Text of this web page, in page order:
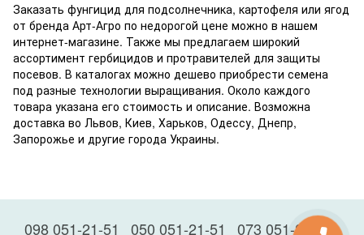
Заказать фунгицид для подсолнечника, картофеля или ягод
от бренда Арт-Агро по недорогой цене можно в нашем
интернет-магазине. Также мы предлагаем широкий
ассортимент гербицидов и протравителей для защиты
посевов. В каталогах можно дешево приобрести семена
под разные технологии выращивания. Около каждого
товара указана его стоимость и описание. Возможна
доставка во Львов, Киев, Харьков, Одессу, Днепр,
Запорожье и другие города Украины.
098 051-21-51 050 051-21-51 073 051-21-51